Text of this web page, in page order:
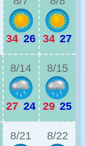
34|26 34|27
8/14
27|24
8/15
29|25
8/21 8/22